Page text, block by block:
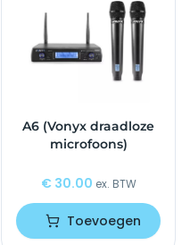
A6 (Vonyx draadloze
microfoons)
€ 30.00 ex. BTW
Toevoegen